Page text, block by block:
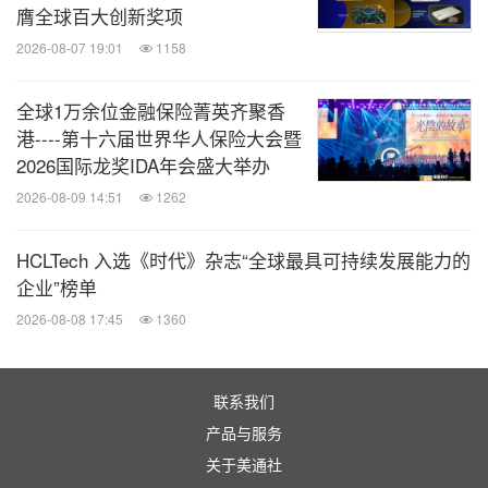
膺全球百大创新奖项
2026-08-07 19:01 1158
全球1万余位金融保险菁英齐聚香
港----第十六届世界华人保险大会暨
2026国际龙奖IDA年会盛大举办
2026-08-09 14:51 1262
HCLTech 入选《时代》杂志“全球最具可持续发展能力的
企业”榜单
2026-08-08 17:45 1360
联系我们
产品与服务
关于美通社